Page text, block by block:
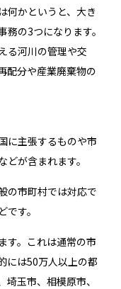
何かというと、大き
の3つになります。
る河川の管理や交
配分や産業廃棄物の
に主張するものや市
が含まれます。
の市町村では対応で
す。
す。これは通常の市
には50万人以上の都
玉市、相模原市、